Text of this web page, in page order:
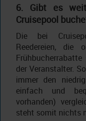
6. Gibt es
Cruisepool
Die bei
Reedereien, die
der Veranstalter.
immer den
einfach und
vorhanden)
steht somit nichts